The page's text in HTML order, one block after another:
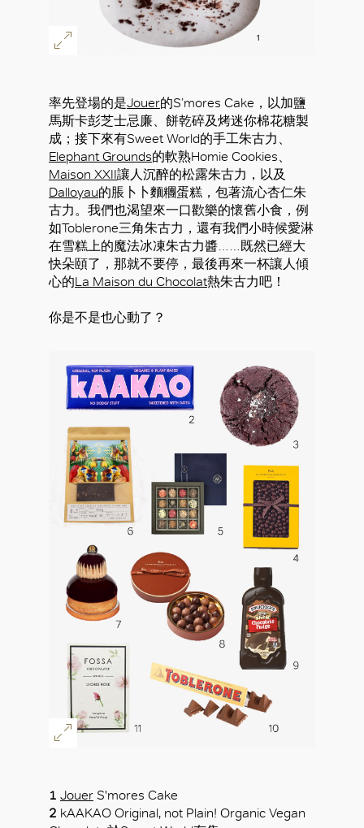
率先登場的是Jouer的S’mores Cake，以加鹽
馬斯卡彭芝士忌廉、餅乾碎及烤迷你棉花糖製
成；接下來有Sweet World的手工朱古力、
Elephant Grounds的軟熟Homie Cookies、
Maison XXII讓人沉醉的松露朱古力，以及
Dalloyau的脹卜卜麵糰蛋糕，包著流心杏仁朱
古力。我們也渴望來一口歡樂的懷舊小食，例
如Toblerone三角朱古力，還有我們小時候愛淋
在雪糕上的魔法冰凍朱古力醬……既然已經大
快朵頤了，那就不要停，最後再來一杯讓人傾
心的La Maison du Chocolat熱朱古力吧！
你是不是也心動了？
1 Jouer S'mores Cake
2 kAAKAO Original, not Plain! Organic Vegan
好